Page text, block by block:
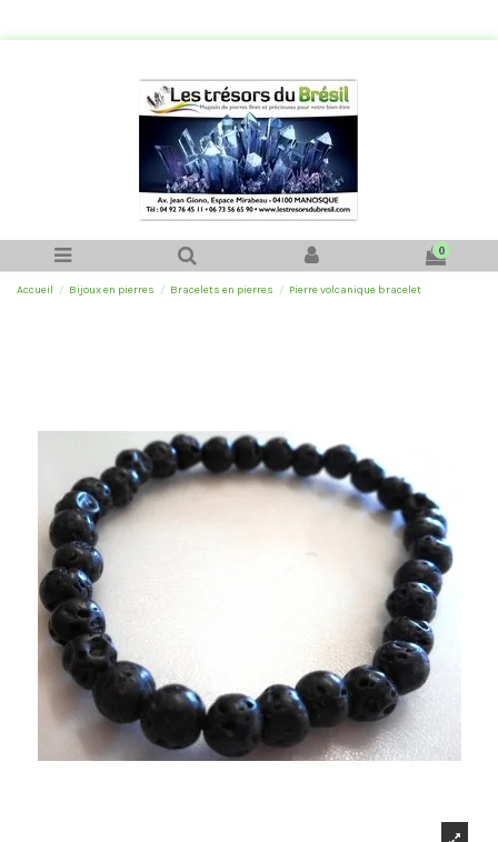
0
Accueil Bijoux en pierres Bracelets en pierres Pierre volcanique bracelet